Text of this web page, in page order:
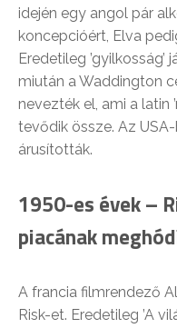
idején egy angol pár
koncepcióért, Elva
Eredetileg
miután a Waddington
nevezték el, ami a latin
tevődik össze. Az
árusították.
1950-es évek –
piacának
A francia filmrendező
Risk-et. Eredetileg ’A